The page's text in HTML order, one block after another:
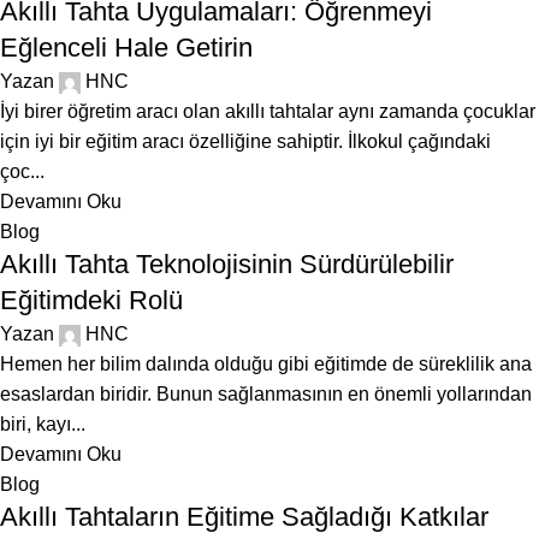
Akıllı Tahta Uygulamaları: Öğrenmeyi
Eğlenceli Hale Getirin
Yazan
HNC
İyi birer öğretim aracı olan akıllı tahtalar aynı zamanda çocuklar
için iyi bir eğitim aracı özelliğine sahiptir. İlkokul çağındaki
çoc...
Devamını Oku
Blog
Akıllı Tahta Teknolojisinin Sürdürülebilir
Eğitimdeki Rolü
Yazan
HNC
Hemen her bilim dalında olduğu gibi eğitimde de süreklilik ana
esaslardan biridir. Bunun sağlanmasının en önemli yollarından
biri, kayı...
Devamını Oku
Blog
Akıllı Tahtaların Eğitime Sağladığı Katkılar